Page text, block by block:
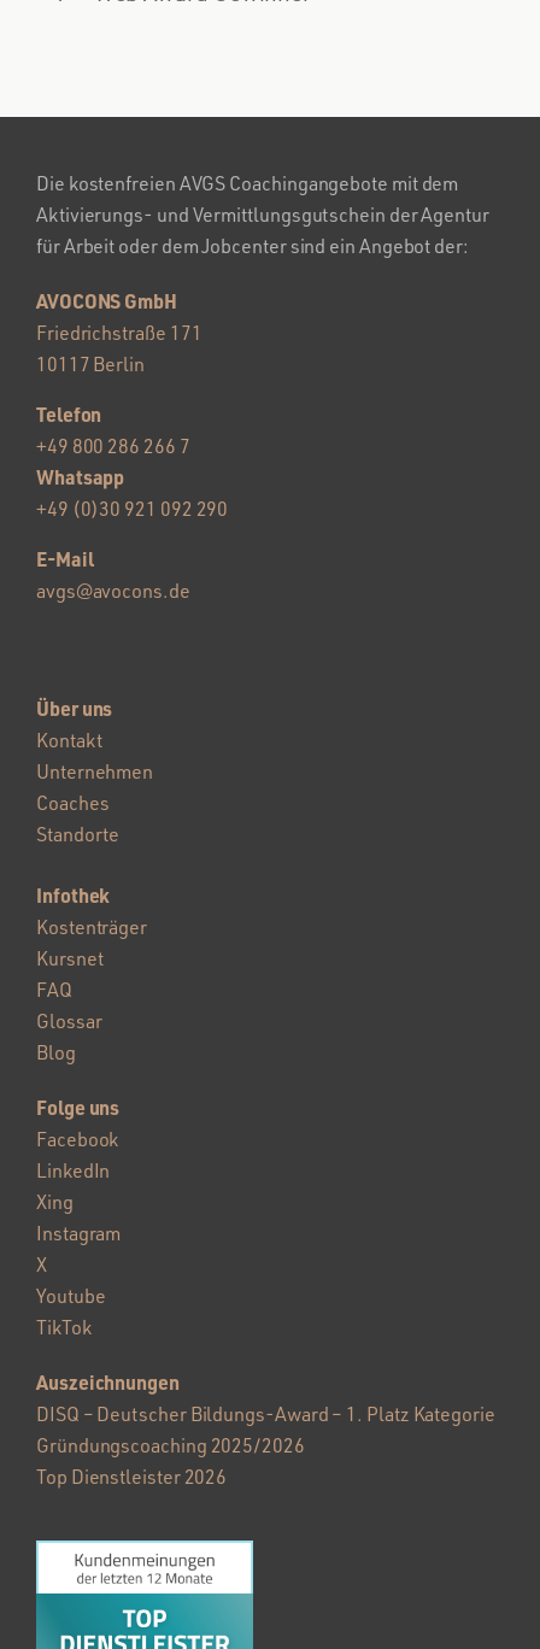
Die kostenfreien AVGS Coachingangebote mit dem
Aktivierungs- und Vermittlungsgutschein der Agentur
für Arbeit oder dem Jobcenter sind ein Angebot der:
AVOCONS GmbH
Friedrichstraße 171
10117 Berlin
Telefon
+49 800 286 266 7
Whatsapp
+49 (0)30 921 092 290
E-Mail
avgs@avocons.de
Über uns
Kontakt
Unternehmen
Coaches
Standorte
Infothek
Kostenträger
Kursnet
FAQ
Glossar
Blog
Folge uns
Facebook
LinkedIn
Xing
Instagram
X
Youtube
TikTok
Auszeichnungen
DISQ – Deutscher Bildungs-Award – 1. Platz Kategorie
Gründungscoaching 2025/2026
Top Dienstleister 2026